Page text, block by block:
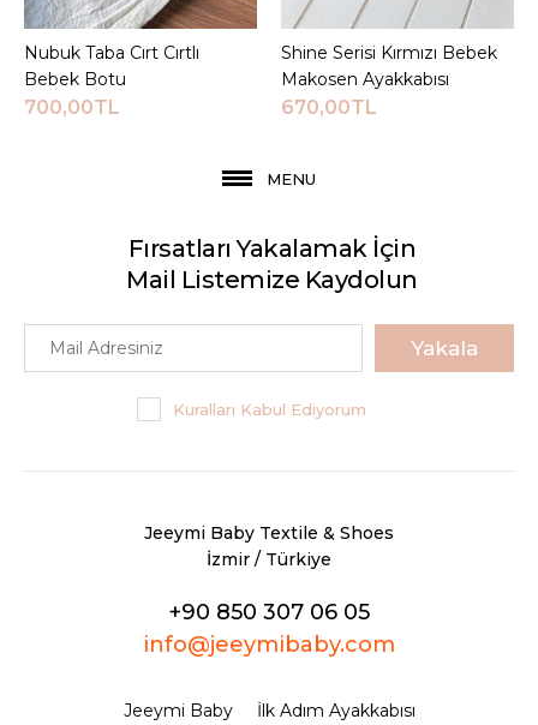
Sepete Ekle
Nubuk Taba Cırt Cırtlı
Bebek Botu
700,00TL
Sepete Ekle
Shine Serisi Kırmızı Bebek
Makosen Ayakkabısı
670,00TL
MENU
Fırsatları Yakalamak İçin
Mail Listemize Kaydolun
Yakala
Kuralları Kabul Ediyorum
Jeeymi Baby Textile & Shoes
İzmir / Türkiye
+90 850 307 06 05
info@jeeymibaby.com
Jeeymi Baby İlk Adım Ayakkabısı